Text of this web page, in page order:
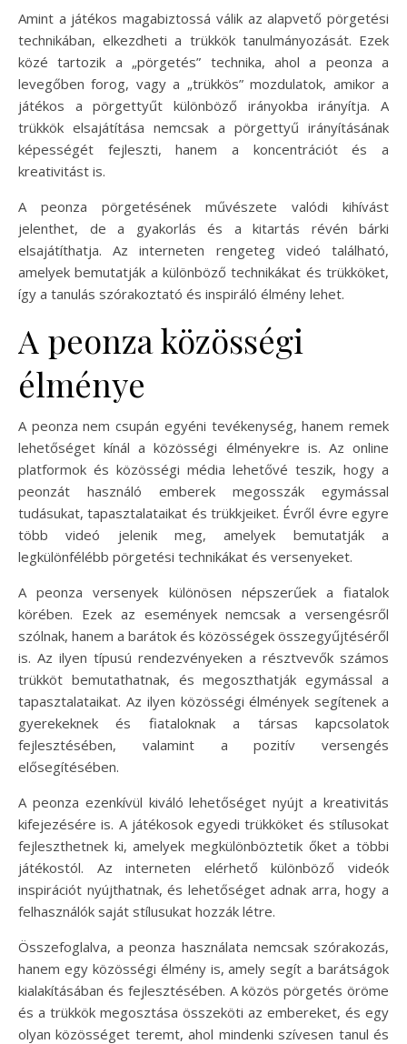
Amint a játékos magabiztossá válik az alapvető pörgetési
technikában, elkezdheti a trükkök tanulmányozását. Ezek
közé tartozik a „pörgetés” technika, ahol a peonza a
levegőben forog, vagy a „trükkös” mozdulatok, amikor a
játékos a pörgettyűt különböző irányokba irányítja. A
trükkök elsajátítása nemcsak a pörgettyű irányításának
képességét fejleszti, hanem a koncentrációt és a
kreativitást is.
A peonza pörgetésének művészete valódi kihívást
jelenthet, de a gyakorlás és a kitartás révén bárki
elsajátíthatja. Az interneten rengeteg videó található,
amelyek bemutatják a különböző technikákat és trükköket,
így a tanulás szórakoztató és inspiráló élmény lehet.
A peonza közösségi
élménye
A peonza nem csupán egyéni tevékenység, hanem remek
lehetőséget kínál a közösségi élményekre is. Az online
platformok és közösségi média lehetővé teszik, hogy a
peonzát használó emberek megosszák egymással
tudásukat, tapasztalataikat és trükkjeiket. Évről évre egyre
több videó jelenik meg, amelyek bemutatják a
legkülönfélébb pörgetési technikákat és versenyeket.
A peonza versenyek különösen népszerűek a fiatalok
körében. Ezek az események nemcsak a versengésről
szólnak, hanem a barátok és közösségek összegyűjtéséről
is. Az ilyen típusú rendezvényeken a résztvevők számos
trükköt bemutathatnak, és megoszthatják egymással a
tapasztalataikat. Az ilyen közösségi élmények segítenek a
gyerekeknek és fiataloknak a társas kapcsolatok
fejlesztésében, valamint a pozitív versengés
elősegítésében.
A peonza ezenkívül kiváló lehetőséget nyújt a kreativitás
kifejezésére is. A játékosok egyedi trükköket és stílusokat
fejleszthetnek ki, amelyek megkülönböztetik őket a többi
játékostól. Az interneten elérhető különböző videók
inspirációt nyújthatnak, és lehetőséget adnak arra, hogy a
felhasználók saját stílusukat hozzák létre.
Összefoglalva, a peonza használata nemcsak szórakozás,
hanem egy közösségi élmény is, amely segít a barátságok
kialakításában és fejlesztésében. A közös pörgetés öröme
és a trükkök megosztása összeköti az embereket, és egy
olyan közösséget teremt, ahol mindenki szívesen tanul és